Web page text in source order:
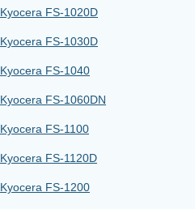
Kyocera FS-1020D
Kyocera FS-1030D
Kyocera FS-1040
Kyocera FS-1060DN
Kyocera FS-1100
Kyocera FS-1120D
Kyocera FS-1200